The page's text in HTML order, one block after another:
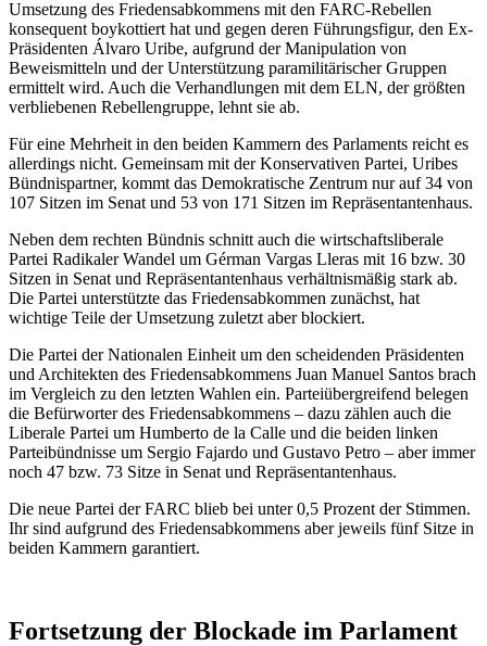
Umsetzung des Friedensabkommens mit den FARC-Rebellen
konsequent boykottiert hat und gegen deren Führungsfigur, den Ex-
Präsidenten Álvaro Uribe, aufgrund der Manipulation von
Beweismitteln und der Unterstützung paramilitärischer Gruppen
ermittelt wird. Auch die Verhandlungen mit dem ELN, der größten
verbliebenen Rebellengruppe, lehnt sie ab.
Für eine Mehrheit in den beiden Kammern des Parlaments reicht es
allerdings nicht. Gemeinsam mit der Konservativen Partei, Uribes
Bündnispartner, kommt das Demokratische Zentrum nur auf 34 von
107 Sitzen im Senat und 53 von 171 Sitzen im Repräsentantenhaus.
Neben dem rechten Bündnis schnitt auch die wirtschaftsliberale
Partei Radikaler Wandel um Gérman Vargas Lleras mit 16 bzw. 30
Sitzen in Senat und Repräsentantenhaus verhältnismäßig stark ab.
Die Partei unterstützte das Friedensabkommen zunächst, hat
wichtige Teile der Umsetzung zuletzt aber blockiert.
Die Partei der Nationalen Einheit um den scheidenden Präsidenten
und Architekten des Friedensabkommens Juan Manuel Santos brach
im Vergleich zu den letzten Wahlen ein. Parteiübergreifend belegen
die Befürworter des Friedensabkommens – dazu zählen auch die
Liberale Partei um Humberto de la Calle und die beiden linken
Parteibündnisse um Sergio Fajardo und Gustavo Petro – aber immer
noch 47 bzw. 73 Sitze in Senat und Repräsentantenhaus.
Die neue Partei der FARC blieb bei unter 0,5 Prozent der Stimmen.
Ihr sind aufgrund des Friedensabkommens aber jeweils fünf Sitze in
beiden Kammern garantiert.
Fortsetzung der Blockade im Parlament